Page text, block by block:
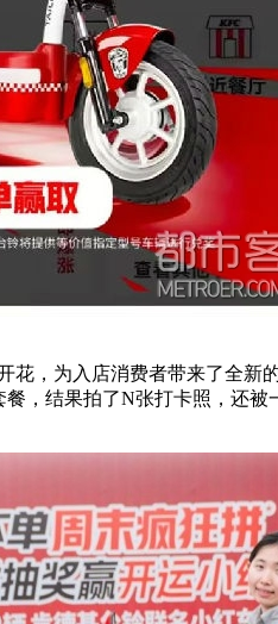
，为入店消费者带来了全新
，结果拍了N张打卡照，还被